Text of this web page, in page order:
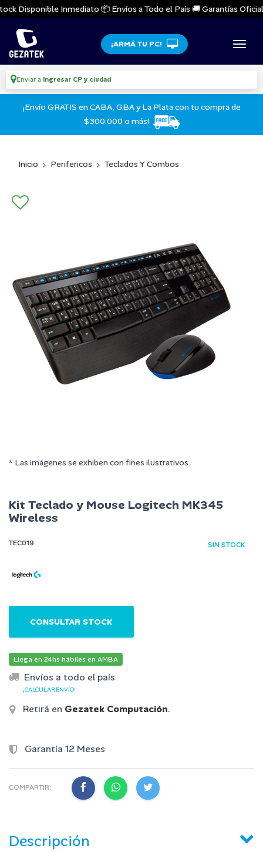
Disponible Inmediato 📦 Envíos a Todo el País 🚚 Garantías
¡ARMÁ TU PC!
Enviar a Ingresar CP y ciudad
¡Envío GRATIS en CABA, GBA y La Plata con tu compra de
$300.000 o más!
Inicio Perifericos Teclados Y Combos
* Las imágenes se exhiben con fines ilustrativos.
Kit Teclado y Mouse Logitech MK345
Wireless
TEC019 SIN STOCK
CONSULTAR STOCK
Llega en 24hs hábiles en AMBA
Envíos a todo el país
¡CALCULAR ENVÍO!
Retirá en Gezatek Computación.
Garantía 12 Meses
COMPARTIR:
Descripción